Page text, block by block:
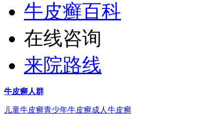
牛皮癣百科
在线咨询
来院路线
牛皮癣人群
儿童牛皮癣青少年牛皮癣成人牛皮癣